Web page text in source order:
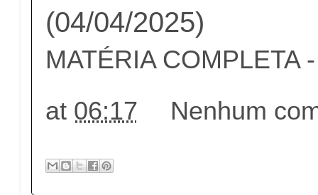
(04/04/2025)
MATÉRIA COMPLETA
at 06:17 Nenhum